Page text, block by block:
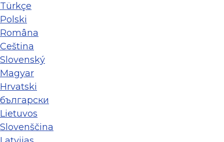
Türkçe
Polski
Româna
Ceština
Slovenský
Magyar
Hrvatski
български
Lietuvos
Slovenščina